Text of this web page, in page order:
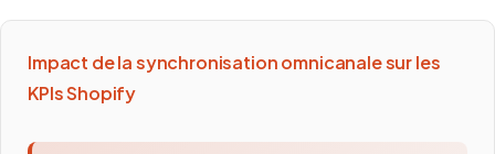
Impact de la synchronisation omnicanale sur les
KPIs Shopify